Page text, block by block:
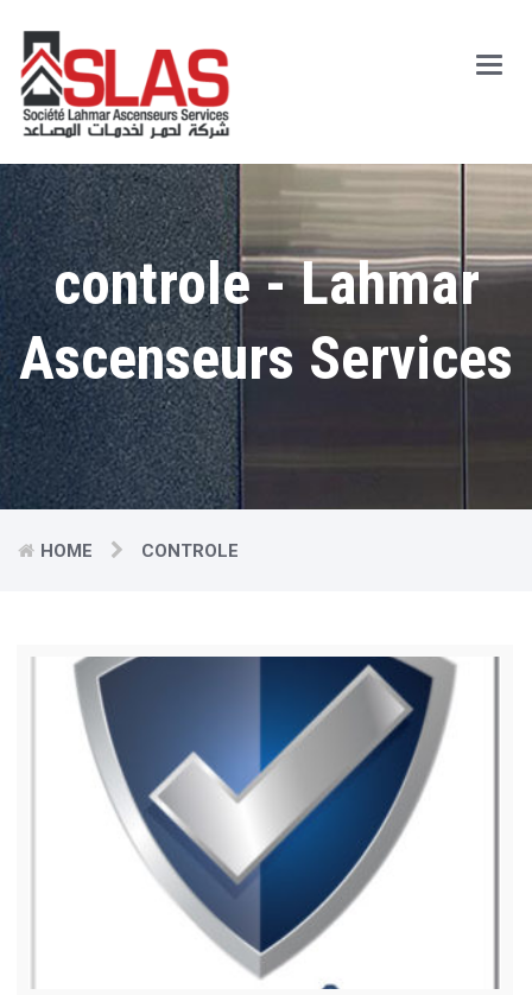
Main
controle - Lahmar
Ascenseurs Services
HOME CONTROLE